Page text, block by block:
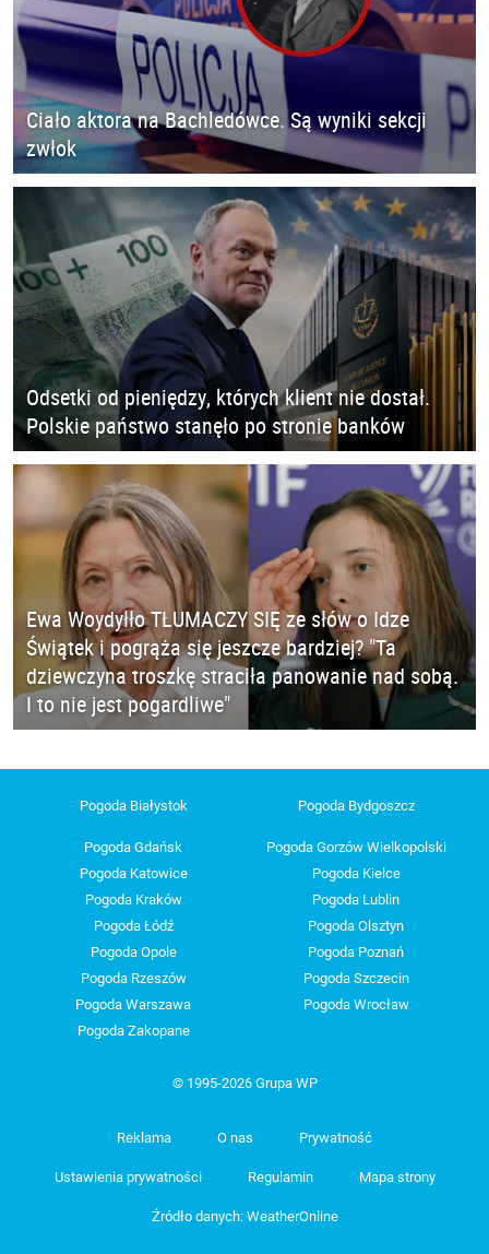
Ciało aktora na Bachledówce. Są wyniki sekcji
zwłok
Odsetki od pieniędzy, których klient nie dostał.
Polskie państwo stanęło po stronie banków
Ewa Woydyłło TŁUMACZY SIĘ ze słów o Idze
Świątek i pogrąża się jeszcze bardziej? "Ta
dziewczyna troszkę straciła panowanie nad sobą.
I to nie jest pogardliwe"
Pogoda Białystok Pogoda Bydgoszcz
Pogoda Gdańsk
Pogoda Gorzów Wielkopolski
Pogoda Katowice
Pogoda Kielce
Pogoda Kraków
Pogoda Lublin
Pogoda Łódź
Pogoda Olsztyn
Pogoda Opole
Pogoda Poznań
Pogoda Rzeszów
Pogoda Szczecin
Pogoda Warszawa
Pogoda Wrocław
Pogoda Zakopane
© 1995-2026 Grupa WP
Reklama O nas Prywatność
Ustawienia prywatności Regulamin Mapa strony
Źródło danych: WeatherOnline